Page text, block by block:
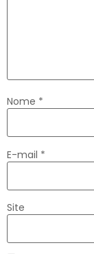
Nome *
E-mail *
Site